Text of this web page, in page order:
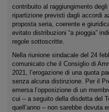
contribuito al raggiungimento
ripartizione previsti dagli accordi
proposta seria, coerente e
evitato distribuzioni “a pioggia”
regole sottoscritte.
Nella riunione sindacale del 24
comunicato che il Consiglio di
2021, l’erogazione di una quota
senza alcuna distinzione. Per il
emersa l’opposizione di un
cui – a seguito della disdetta del
quell’anno – non sarebbe dovuta